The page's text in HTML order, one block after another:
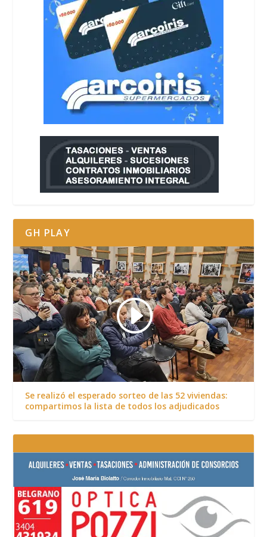
GH PLAY
Se realizó el esperado sorteo de las 52 viviendas:
compartimos la lista de todos los adjudicados